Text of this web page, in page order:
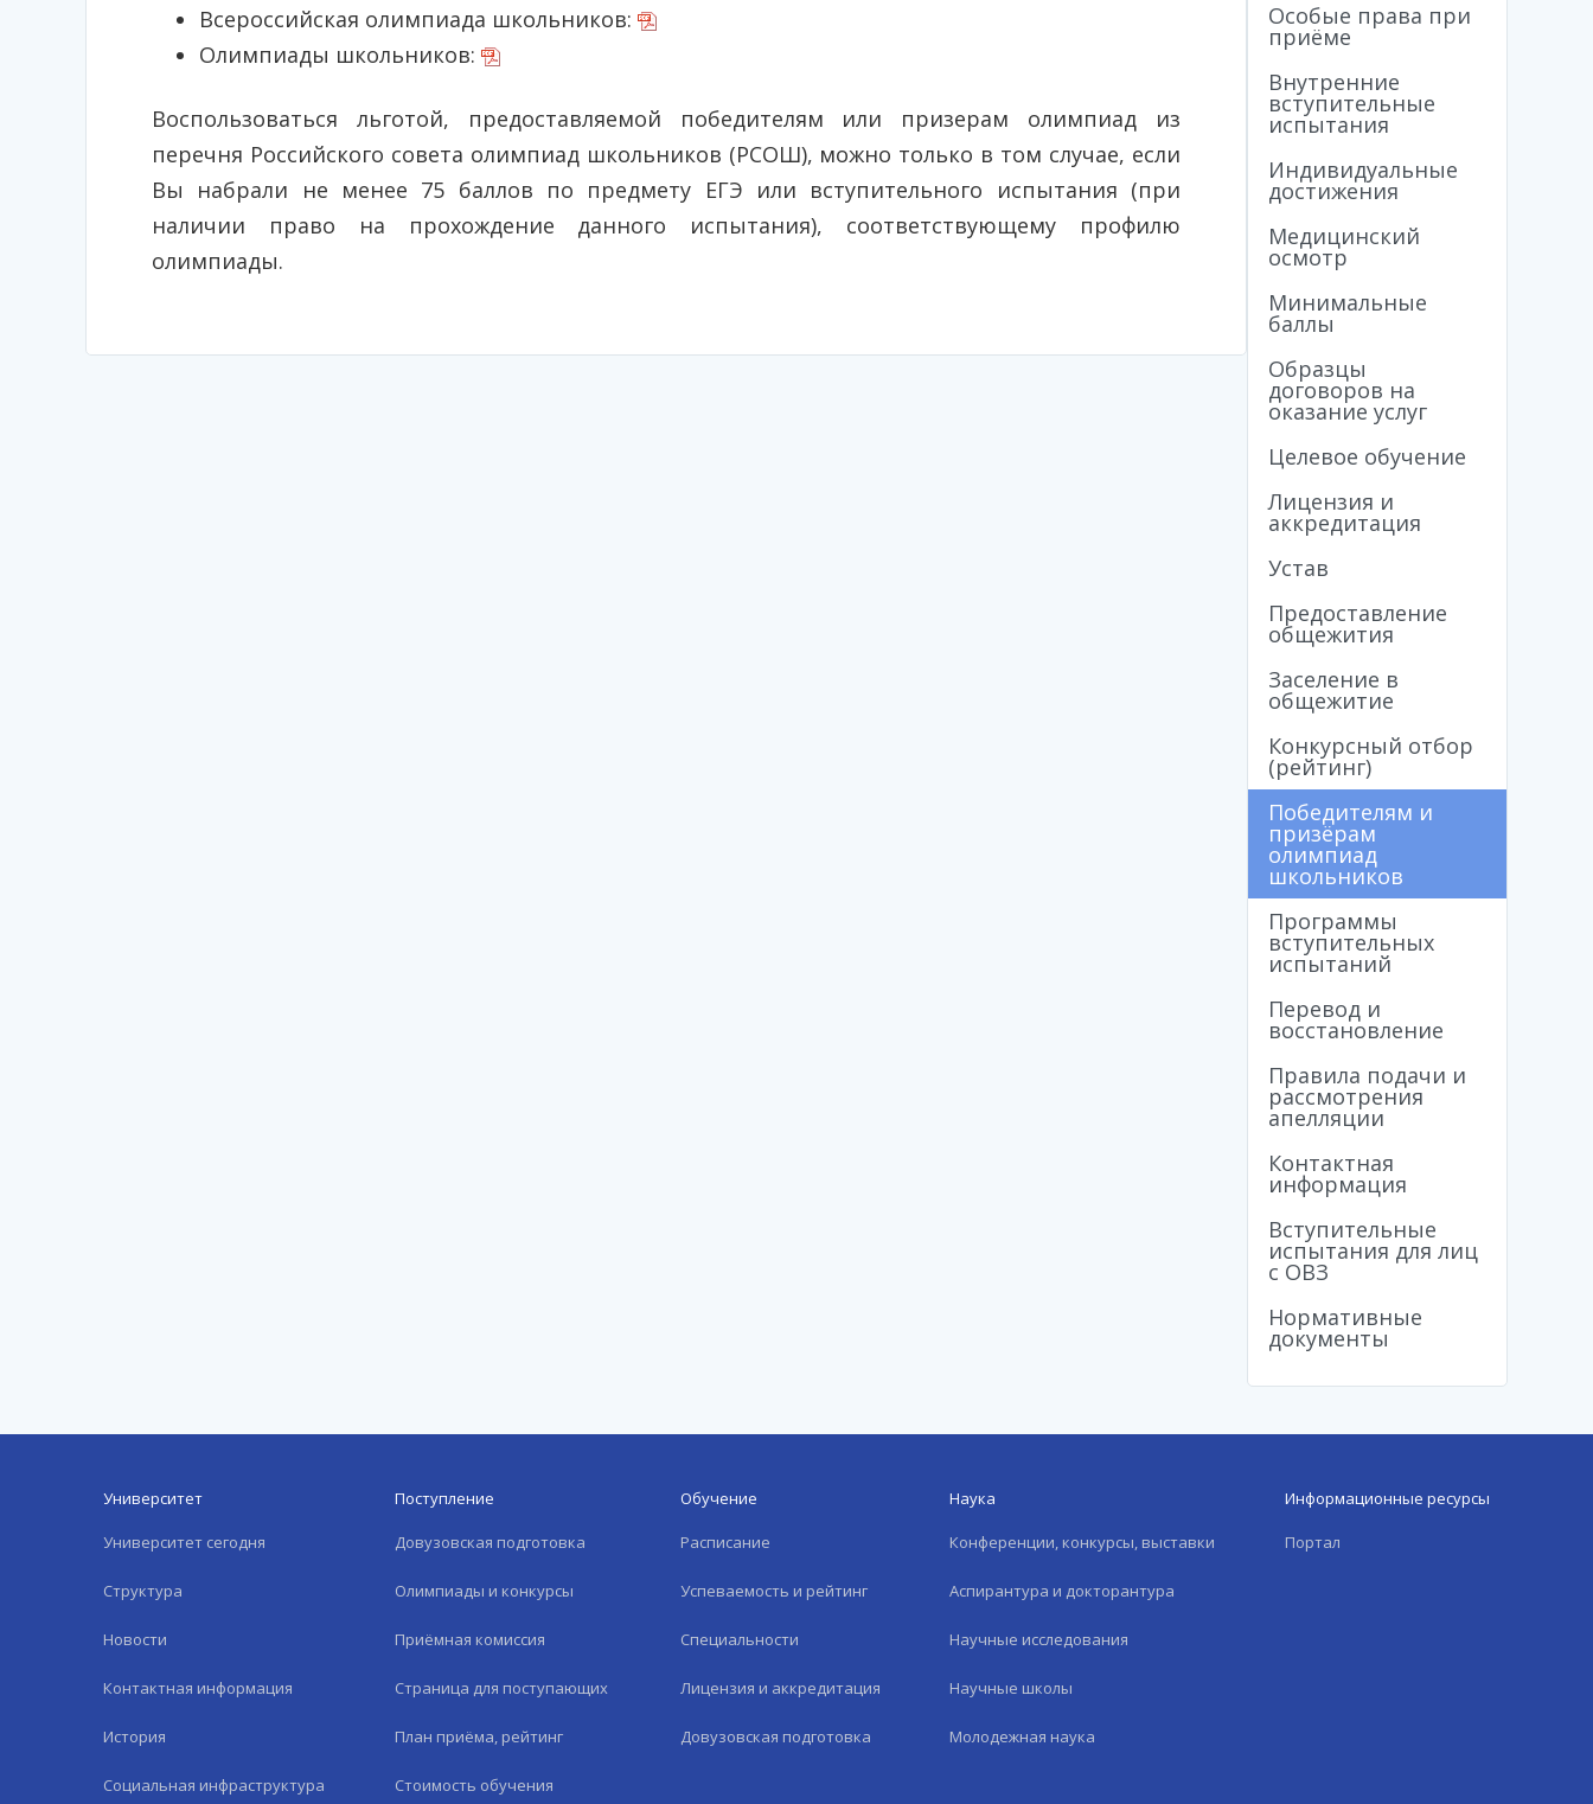
Всероссийская олимпиада школьников:
Олимпиады школьников:
Воспользоваться льготой, предоставляемой победителям или призерам олимпиад из
перечня Российского совета олимпиад школьников (РСОШ), можно только в том случае, если
Вы набрали не менее 75 баллов по предмету ЕГЭ или вступительного испытания (при
наличии право на прохождение данного испытания), соответствующему профилю
олимпиады.
Особые права при
приёме
Внутренние
вступительные
испытания
Индивидуальные
достижения
Медицинский
осмотр
Минимальные
баллы
Образцы
договоров на
оказание услуг
Целевое обучение
Лицензия и
аккредитация
Устав
Предоставление
общежития
Заселение в
общежитие
Конкурсный отбор
(рейтинг)
Победителям и
призёрам
олимпиад
школьников
Программы
вступительных
испытаний
Перевод и
восстановление
Правила подачи и
рассмотрения
апелляции
Контактная
информация
Вступительные
испытания для лиц
с ОВЗ
Нормативные
документы
Университет
Университет сегодня
Структура
Новости
Контактная информация
История
Социальная инфраструктура
Поступление
Довузовская подготовка
Олимпиады и конкурсы
Приёмная комиссия
Страница для поступающих
План приёма, рейтинг
Стоимость обучения
Обучение
Расписание
Успеваемость и рейтинг
Специальности
Лицензия и аккредитация
Довузовская подготовка
Наука
Конференции, конкурсы, выставки
Аспирантура и докторантура
Научные исследования
Научные школы
Молодежная наука
Информационные ресурсы
Портал